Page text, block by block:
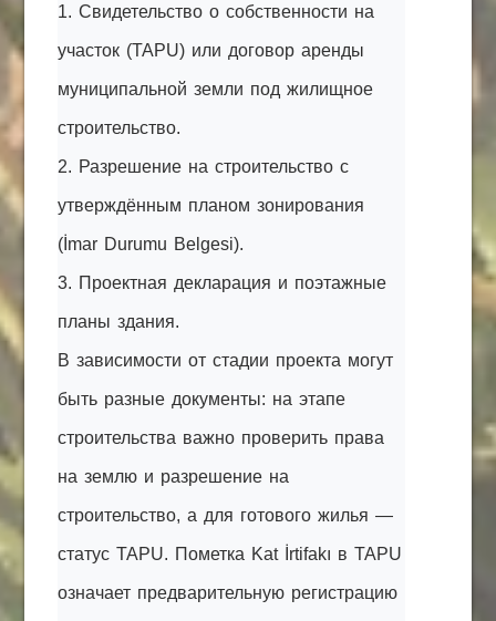
1. Свидетельство о собственности на
участок (TAPU) или договор аренды
муниципальной земли под жилищное
строительство.
2. Разрешение на строительство с
утверждённым планом зонирования
(İmar Durumu Belgesi).
3. Проектная декларация и поэтажные
планы здания.
В зависимости от стадии проекта могут
быть разные документы: на этапе
строительства важно проверить права
на землю и разрешение на
строительство, а для готового жилья —
статус TAPU. Пометка Kat İrtifakı в TAPU
означает предварительную регистрацию